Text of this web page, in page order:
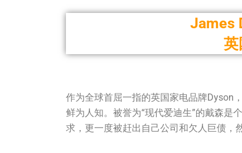
James
英
作为全球首屈一指的英国家电品牌Dyson
鲜为人知。被誉为“现代爱迪生”的戴森是
求，更一度被赶出自己公司和欠人巨债，